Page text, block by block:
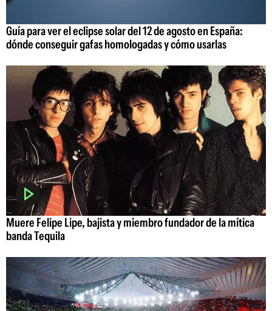
Guía para ver el eclipse solar del 12 de agosto en España:
dónde conseguir gafas homologadas y cómo usarlas
Muere Felipe Lipe, bajista y miembro fundador de la mítica
banda Tequila